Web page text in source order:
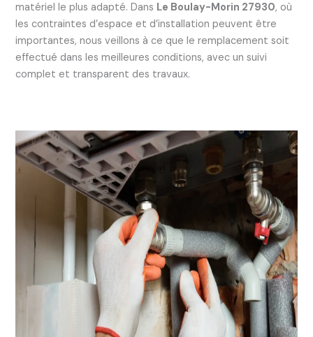
matériel le plus adapté. Dans Le Boulay-Morin 27930, où
les contraintes d’espace et d’installation peuvent être
importantes, nous veillons à ce que le remplacement soit
effectué dans les meilleures conditions, avec un suivi
complet et transparent des travaux.